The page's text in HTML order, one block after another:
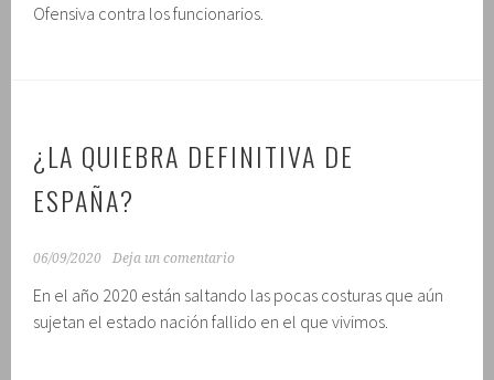
Ofensiva contra los funcionarios.
¿LA QUIEBRA DEFINITIVA DE
ESPAÑA?
06/09/2020 Deja un comentario
En el año 2020 están saltando las pocas costuras que aún
sujetan el estado nación fallido en el que vivimos.